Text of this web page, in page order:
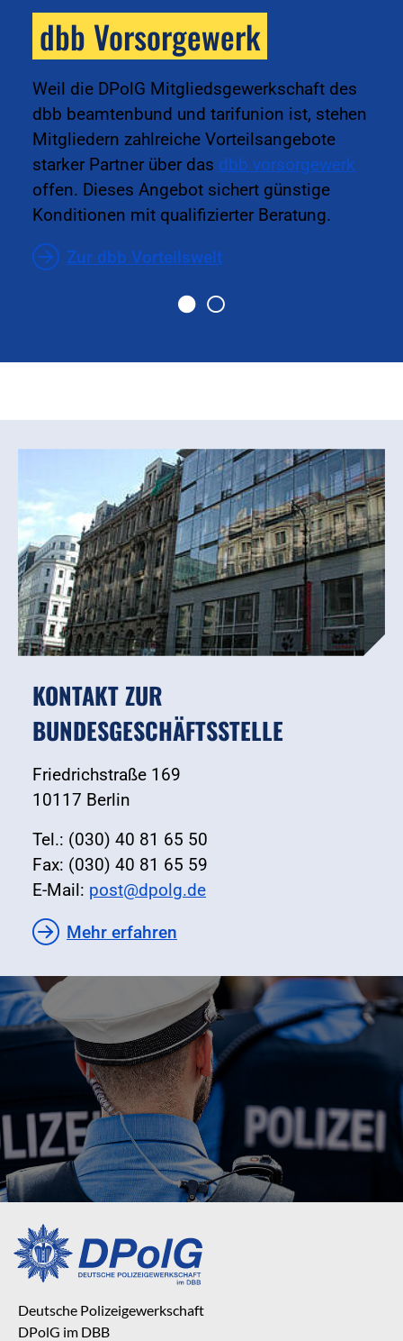
dbb Vorsorgewerk
Weil die DPolG Mitgliedsgewerkschaft des
dbb beamtenbund und tarifunion ist, stehen
Mitgliedern zahlreiche Vorteilsangebote
starker Partner über das dbb vorsorgewerk
offen. Dieses Angebot sichert günstige
Konditionen mit qualifizierter Beratung.
Zur dbb Vorteilswelt
KONTAKT ZUR
BUNDESGESCHÄFTSSTELLE
Friedrichstraße 169
10117 Berlin
Tel.: (030) 40 81 65 50
Fax: (030) 40 81 65 59
E-Mail: post@dpolg.de
Mehr erfahren
Deutsche Polizeigewerkschaft
DPolG im DBB